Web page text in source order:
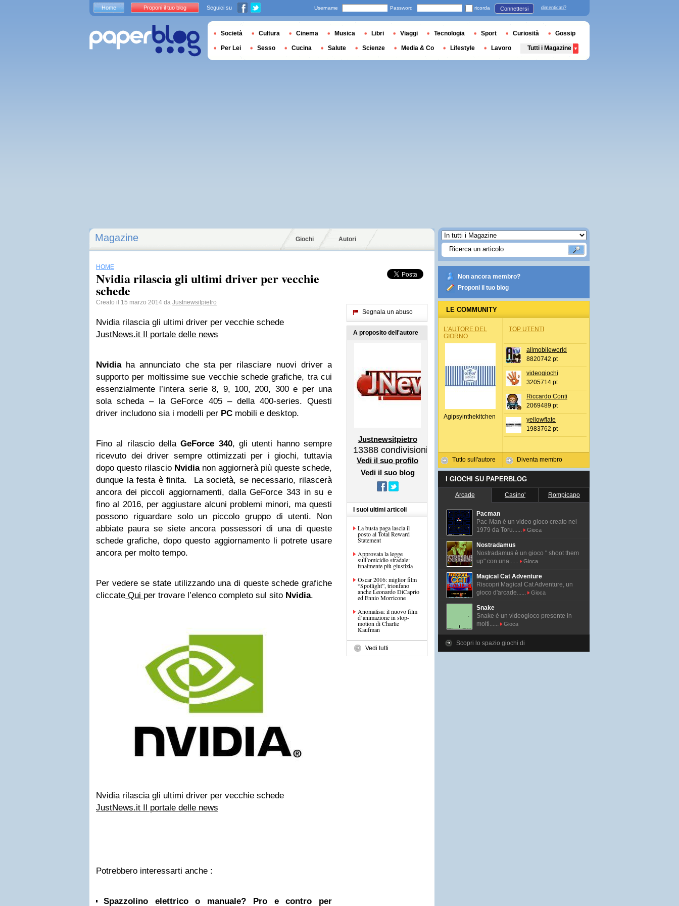
Magazine Giochi Autori
HOME
Nvidia rilascia gli ultimi driver per vecchie
schede
Creato il 15 marzo 2014 da Justnewsitpietro
Nvidia rilascia gli ultimi driver per vecchie schede
JustNews.it Il portale delle news
Nvidiaha annunciato che sta per rilasciare nuovi driver a
supporto per moltissime sue vecchie schede grafiche, tra cui
essenzialmente l’intera serie 8, 9, 100, 200, 300 e per una
sola scheda – la GeForce 405 – della 400-series. Questi
driver includono sia i modelli per PC mobili e desktop.
Fino al rilascio dellaGeForce 340, gli utenti hanno sempre
ricevuto dei driver sempre ottimizzati per i giochi, tuttavia
dopo questo rilascio Nvidianon aggiornerà più queste schede,
dunque la festa è finita. La società, se necessario, rilascerà
ancora dei piccoli aggiornamenti, dalla GeForce 343 in su e
fino al 2016, per aggiustare alcuni problemi minori, ma questi
possono riguardare solo un piccolo gruppo di utenti. Non
abbiate paura se siete ancora possessori di una di queste
schede grafiche, dopo questo aggiornamento li potrete usare
ancora per molto tempo.
Per vedere se state utilizzando una di queste schede grafiche
cliccate Qui per trovare l’elenco completo sul sito Nvidia.
Nvidia rilascia gli ultimi driver per vecchie schede
JustNews.it Il portale delle news
Potrebbero interessarti anche :
Spazzolino elettrico o manuale? Pro e contro per
Segnala un abuso
A proposito dell'autore
Justnewsitpietro
13388 condivisioni
Vedi il suo profilo
Vedi il suo blog
I suoi ultimi articoli
La busta paga lascia il
posto al Total Reward
Statement
Approvata la legge
sull’omicidio stradale:
finalmente più giustizia
Oscar 2016: miglior film
“Spotlight”, trionfano
anche Leonardo DiCaprio
ed Ennio Morricone
Anomalisa: il nuovo film
d’animazione in stop-
motion di Charlie
Kaufman
Vedi tutti
Non ancora membro?
Proponi il tuo blog
LE COMMUNITY
L'AUTORE DEL
GIORNO
Agipsyinthekitchen
Tutto sull'autore
TOP UTENTI
allmobileworld
8820742 pt
videogiochi
3205714 pt
Riccardo Conti
2069489 pt
yellowflate
1983762 pt
Diventa membro
I GIOCHI SU PAPERBLOG
Arcade Casino' Rompicapo
Pacman
Pac-Man é un video gioco creato nel
1979 da Toru......
Gioca
Nostradamus
Nostradamus è un gioco " shoot them
up" con una......
Gioca
Magical Cat Adventure
Riscopri Magical Cat Adventure, un
gioco d'arcade......
Gioca
Snake
Snake è un videogioco presente in
molti......
Gioca
Scopri lo spazio giochi di
Home Proponi il tuo blog Seguici su Username Password ricorda Connettersi dimenticati?
Società Cultura Cinema Musica Libri Viaggi Tecnologia Sport Curiosità Gossip
Per Lei Sesso Cucina Salute Scienze Media & Co Lifestyle Lavoro Tutti i Magazine